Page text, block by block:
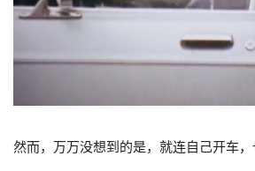
然而，万万没想到的是，就连自己开车